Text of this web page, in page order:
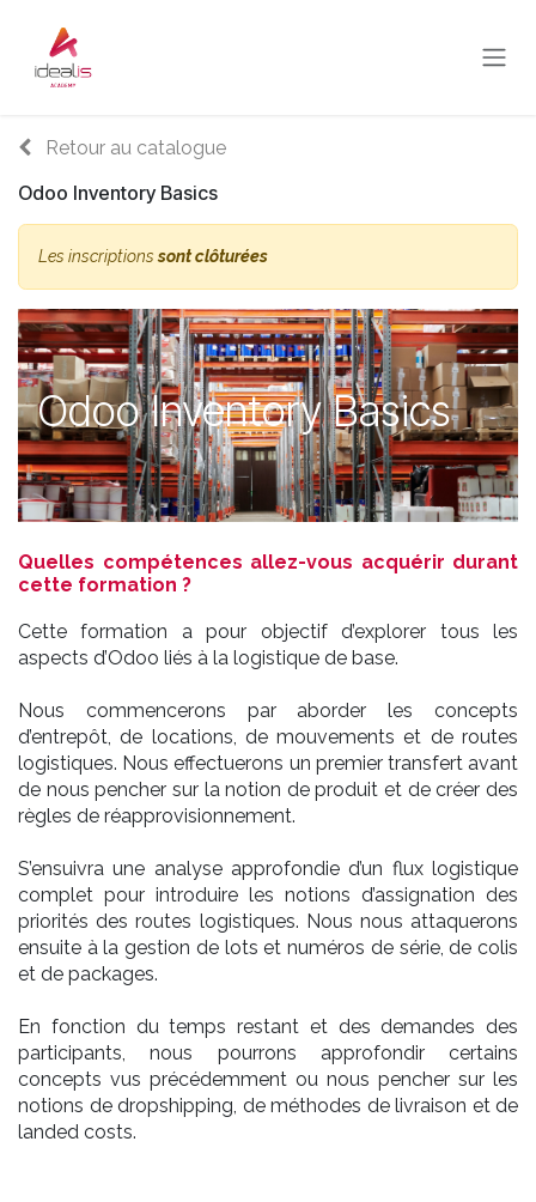
Retour au catalogue
Odoo Inventory Basics
Les inscriptionssont clôturées
Odoo Inventory Basics
Quelles compétences allez-vous acquérir durant
cette formation ?
Cette formation a pour objectif d’explorer tous les
aspects d’Odoo liés à la logistique de base.
Nous commencerons par aborder les concepts
d’entrepôt, de locations, de mouvements et de routes
logistiques. Nous effectuerons un premier transfert avant
de nous pencher sur la notion de produit et de créer des
règles de réapprovisionnement.
S’ensuivra une analyse approfondie d’un flux logistique
complet pour introduire les notions d’assignation des
priorités des routes logistiques. Nous nous attaquerons
ensuite à la gestion de lots et numéros de série, de colis
et de packages.
En fonction du temps restant et des demandes des
participants, nous pourrons approfondir certains
concepts vus précédemment ou nous pencher sur les
notions de dropshipping, de méthodes de livraison et de
landed costs.